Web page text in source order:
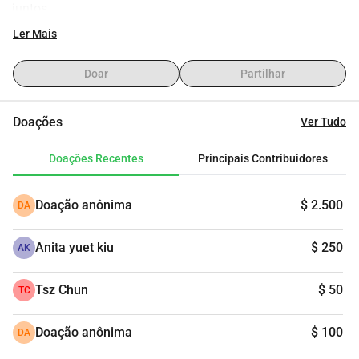
ao nosso redor, isso me lembra de como somos sortudos
por passar as festas com nossos entes queridos. No
este ano me associei ao Po Leung Kuk para organizar um
esperança de compartilhar o mesmo calor que temos
Este será um evento privado no dia 20 de dezembro de
2025, em uma das casas de crianças em shui chuen o (水
arrecadar fundos para o evento e os presentes de Natal. Já
os custos.
Ler Mais
Doar Partilhar
Doações Ver Tudo
Doações Recentes Principais Contribuidores
DA Doação anônima $ 2.500
AK Anita yuet kiu $ 250
TC Tsz Chun $ 50
DA Doação anônima $ 100